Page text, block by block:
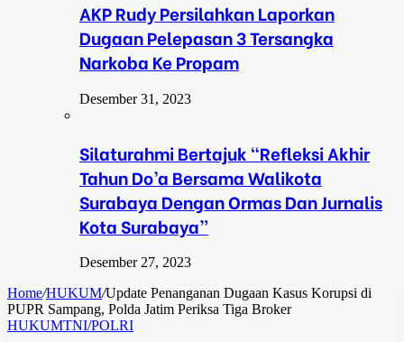
AKP Rudy Persilahkan Laporkan
Dugaan Pelepasan 3 Tersangka
Narkoba Ke Propam
Desember 31, 2023
Silaturahmi Bertajuk “Refleksi Akhir
Tahun Do’a Bersama Walikota
Surabaya Dengan Ormas Dan Jurnalis
Kota Surabaya”
Desember 27, 2023
Home/HUKUM/Update Penanganan Dugaan Kasus Korupsi di
PUPR Sampang, Polda Jatim Periksa Tiga Broker
HUKUMTNI/POLRI